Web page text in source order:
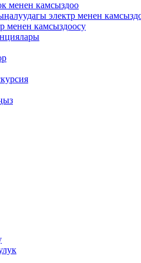
менен камсыздоо
электр менен
менен камсыздоосу